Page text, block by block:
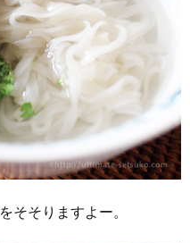
そそりますよー。